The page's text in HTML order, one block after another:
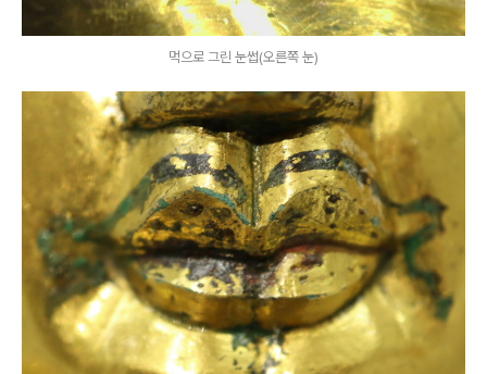
먹으로 그린 눈썹(오른쪽 눈)